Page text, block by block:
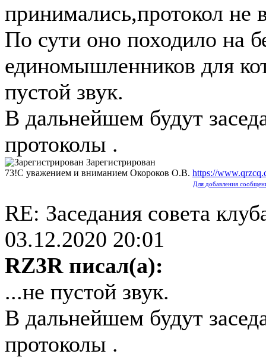
принимались,протокол не
По сути оно походило на
единомышленников для
пустой звук.
В дальнейшем будут
протоколы .
Зарегистрирован
73!С уважением и вниманием Окороков О.В. https://
Для добавления
RE: Заседания совета
03.12.2020 20:01
RZ3R писал(а):
...не пустой звук.
В дальнейшем будут
протоколы .